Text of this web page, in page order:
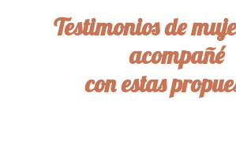
Testimonios de
acompañé
con estas